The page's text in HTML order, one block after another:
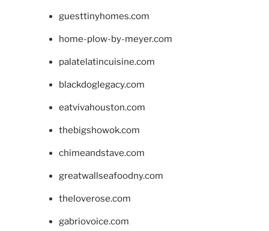
guesttinyhomes.com
home-plow-by-meyer.com
palatelatincuisine.com
blackdoglegacy.com
eatvivahouston.com
thebigshowok.com
chimeandstave.com
greatwallseafoodny.com
theloverose.com
gabriovoice.com